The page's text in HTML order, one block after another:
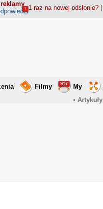
1 raz na nowej odsłonie?|
7
Filmy My
917
• Artykuły